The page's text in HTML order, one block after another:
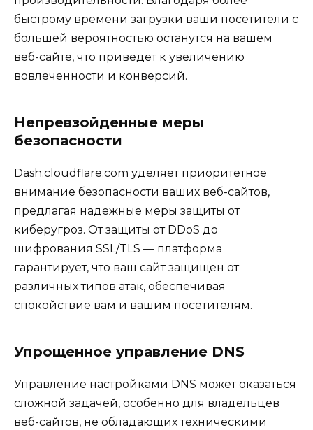
быстрому времени загрузки ваши посетители с
большей вероятностью останутся на вашем
веб-сайте, что приведет к увеличению
вовлеченности и конверсий.
Непревзойденные меры
безопасности
Dash.cloudflare.com уделяет приоритетное
внимание безопасности ваших веб-сайтов,
предлагая надежные меры защиты от
киберугроз. От защиты от DDoS до
шифрования SSL/TLS — платформа
гарантирует, что ваш сайт защищен от
различных типов атак, обеспечивая
спокойствие вам и вашим посетителям.
Упрощенное управление DNS
Управление настройками DNS может оказаться
сложной задачей, особенно для владельцев
веб-сайтов, не обладающих техническими